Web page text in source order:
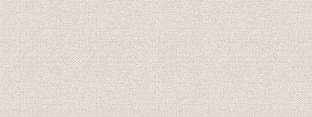
月31日現在
施設 倉庫所管面積の推移 明20.12~
経営 不動産賃貸面積の推移 昭
財務・業績;売上 倉庫保管残高・入出庫等の推移 明20.4~昭